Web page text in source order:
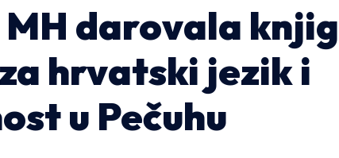
darovala
hrvatski jezik i
u Pečuhu